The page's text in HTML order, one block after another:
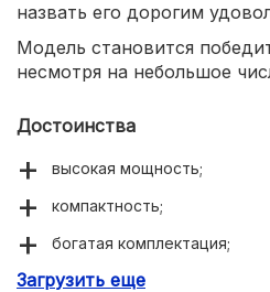
назвать его дорогим
Модель становится
несмотря на небольшое
Достоинства
высокая мощность;
компактность;
богатая комплектация;
качественная сборка.
Загрузить еще